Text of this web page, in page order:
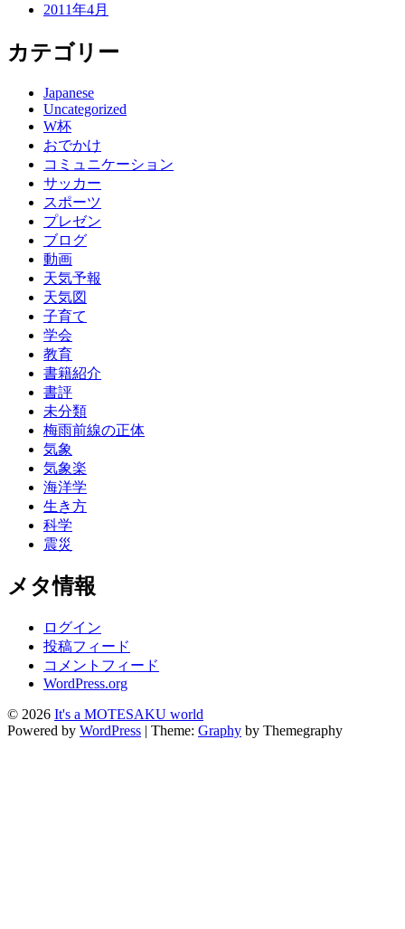
2011年4月
カテゴリー
Japanese
Uncategorized
W杯
おでかけ
コミュニケーション
サッカー
スポーツ
プレゼン
ブログ
動画
天気予報
天気図
子育て
学会
教育
書籍紹介
書評
未分類
梅雨前線の正体
気象
気象楽
海洋学
生き方
科学
震災
メタ情報
ログイン
投稿フィード
コメントフィード
WordPress.org
© 2026 It's a MOTESAKU world
Powered by WordPress | Theme: Graphy by Themegraphy